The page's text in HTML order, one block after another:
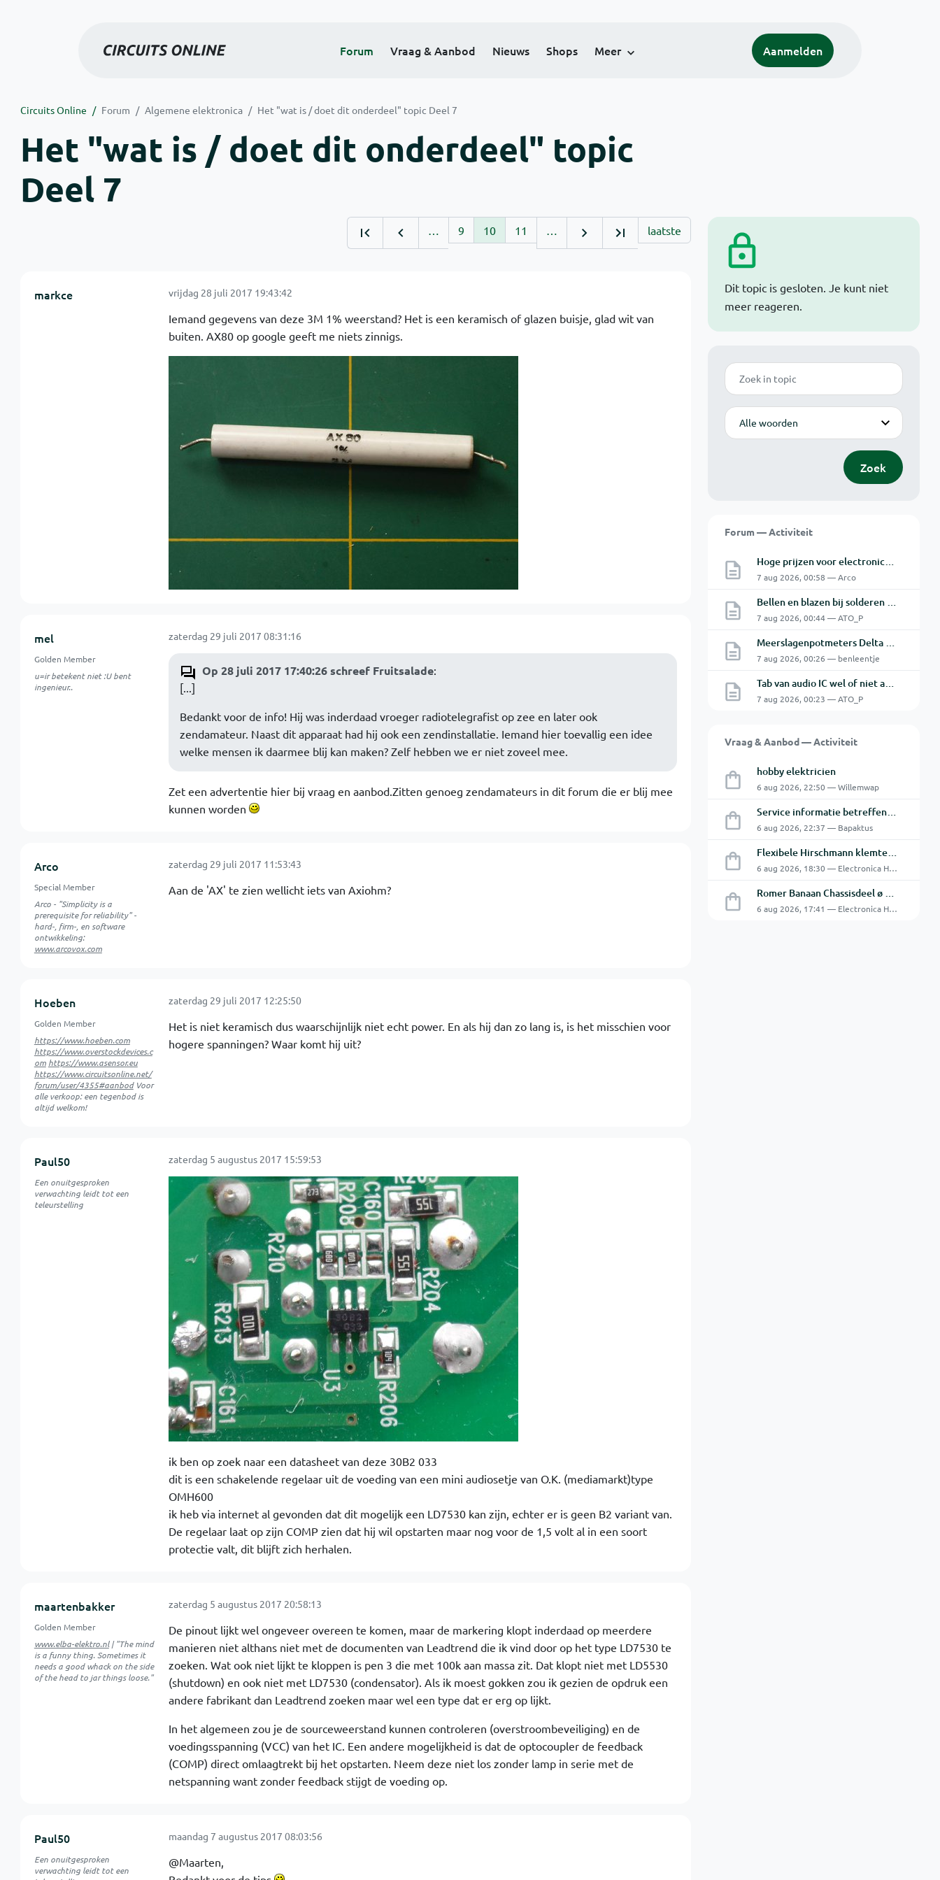
Forum Vraag & Aanbod Nieuws Shops Meer Aanmelden
Circuits Online Forum Algemene elektronica Het "wat is / doet dit onderdeel" topic Deel 7
Het "wat is / doet dit onderdeel" topic
Deel 7
Dit topic is gesloten. Je kunt niet
meer reageren.
Zoek
Modus
Zoek
Forum — Activiteit
Hoge prijzen voor electronica hobbyisten
7 aug 2026, 00:58 — Arco
Bellen en blazen bij solderen van Chinese PCBs
7 aug 2026, 00:44 — ATO_P
Meerslagenpotmeters Delta SM45-70D
7 aug 2026, 00:26 — benleentje
Tab van audio IC wel of niet aan de GND.
7 aug 2026, 00:23 — ATO_P
Vraag & Aanbod — Activiteit
hobby elektricien
6 aug 2026, 22:50 — Willemwap
Service informatie betreffende een GFC-8010 van GW
6 aug 2026, 22:37 — Bapaktus
Flexibele Hirschmann klemtestpen met tweedelige klem.
6 aug 2026, 18:30 — Electronica Hobbyist
Romer Banaan Chassisdeel ø 4 mm 16Amp
6 aug 2026, 17:41 — Electronica Hobbyist
… 9 10 11 … laatste
markce vrijdag 28 juli 2017 19:43:42
Iemand gegevens van deze 3M 1% weerstand? Het is een keramisch of glazen buisje, glad wit van
buiten. AX80 op google geeft me niets zinnigs.
mel
Golden Member
u=ir betekent niet :U bent
ingenieur..
zaterdag 29 juli 2017 08:31:16
Op 28 juli 2017 17:40:26 schreef Fruitsalade:
[...]
Bedankt voor de info! Hij was inderdaad vroeger radiotelegrafist op zee en later ook
zendamateur. Naast dit apparaat had hij ook een zendinstallatie. Iemand hier toevallig een idee
welke mensen ik daarmee blij kan maken? Zelf hebben we er niet zoveel mee.
Zet een advertentie hier bij vraag en aanbod.Zitten genoeg zendamateurs in dit forum die er blij mee
kunnen worden
Arco
Special Member
Arco - "Simplicity is a
prerequisite for reliability" -
hard-, firm-, en software
ontwikkeling:
www.arcovox.com
zaterdag 29 juli 2017 11:53:43
Aan de 'AX' te zien wellicht iets van Axiohm?
Hoeben
Golden Member
https://www.hoeben.com
https://www.overstockdevices.c
om https://www.asensor.eu
https://www.circuitsonline.net/
forum/user/4355#aanbodVoor
alle verkoop: een tegenbod is
altijd welkom!
zaterdag 29 juli 2017 12:25:50
Het is niet keramisch dus waarschijnlijk niet echt power. En als hij dan zo lang is, is het misschien voor
hogere spanningen? Waar komt hij uit?
Paul50
Een onuitgesproken
verwachting leidt tot een
teleurstelling
zaterdag 5 augustus 2017 15:59:53
ik ben op zoek naar een datasheet van deze 30B2 033
dit is een schakelende regelaar uit de voeding van een mini audiosetje van O.K. (mediamarkt)type
OMH600
ik heb via internet al gevonden dat dit mogelijk een LD7530 kan zijn, echter er is geen B2 variant van.
De regelaar laat op zijn COMP zien dat hij wil opstarten maar nog voor de 1,5 volt al in een soort
protectie valt, dit blijft zich herhalen.
maartenbakker
Golden Member
www.elba-elektro.nl| "The mind
is a funny thing. Sometimes it
needs a good whack on the side
of the head to jar things loose."
zaterdag 5 augustus 2017 20:58:13
De pinout lijkt wel ongeveer overeen te komen, maar de markering klopt inderdaad op meerdere
manieren niet althans niet met de documenten van Leadtrend die ik vind door op het type LD7530 te
zoeken. Wat ook niet lijkt te kloppen is pen 3 die met 100k aan massa zit. Dat klopt niet met LD5530
(shutdown) en ook niet met LD7530 (condensator). Als ik moest gokken zou ik gezien de opdruk een
andere fabrikant dan Leadtrend zoeken maar wel een type dat er erg op lijkt.
In het algemeen zou je de sourceweerstand kunnen controleren (overstroombeveiliging) en de
voedingsspanning (VCC) van het IC. Een andere mogelijkheid is dat de optocoupler de feedback
(COMP) direct omlaagtrekt bij het opstarten. Neem deze niet los zonder lamp in serie met de
netspanning want zonder feedback stijgt de voeding op.
Paul50
Een onuitgesproken
verwachting leidt tot een
maandag 7 augustus 2017 08:03:56
@Maarten,